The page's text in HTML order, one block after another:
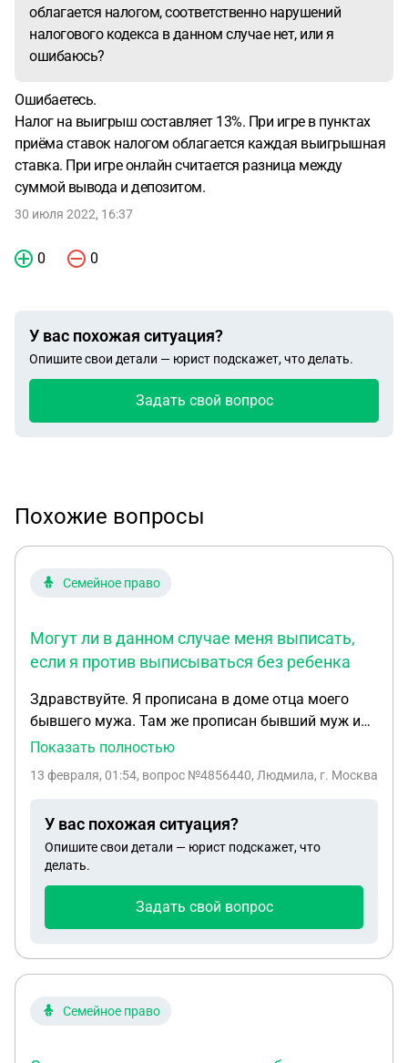
облагается налогом, соответственно нарушений
налогового кодекса в данном случае нет, или я
ошибаюсь?
Ошибаетесь.
Налог на выигрыш составляет 13%. При игре в пунктах
приёма ставок налогом облагается каждая выигрышная
ставка. При игре онлайн считается разница между
суммой вывода и депозитом.
30 июля 2022, 16:37
0 0
У вас похожая ситуация?
Опишите свои детали — юрист подскажет, что делать.
Задать свой вопрос
Похожие вопросы
Семейное право
Могут ли в данном случае меня выписать,
если я против выписываться без ребенка
Здравствуйте. Я прописана в доме отца моего
бывшего мужа. Там же прописан бывший муж и
наш общий ребенок. Они грозятся выписать меня.
против выписываться без ребенка. Отец ребенка
Показать полностью
13 февраля, 01:54, вопрос №4856440, Людмила, г. Москва
У вас похожая ситуация?
Опишите свои детали — юрист подскажет, что
делать.
Задать свой вопрос
Семейное право